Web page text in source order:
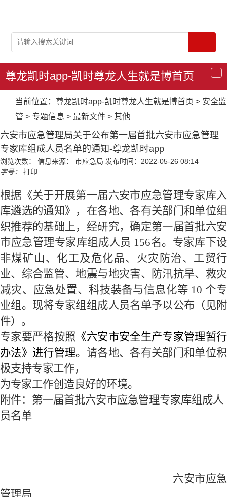
尊龙凯时app-凯时尊龙人生就是博首页
导
航
当前位置： 尊龙凯时app-凯时尊龙人生就是博首页 > 安全监
管 > 专题信息 > 最新文件 > 其他
六安市应急管理局关于公布第一届首批六安市应急管理
专家库组成人员名单的通知-尊龙凯时app
浏览次数： 信息来源： 市应急局 发布时间：2022-05-26 08:14
字号：
打印
根据《关于开展第一届六安市应急管理专家库入
库遴选的通知》，在各地、各有关部门和单位组
织推荐的基础上，经研究，确定第一届首批六安
市应急管理专家库组成人员 156名。专家库下设
非煤矿山、化工及危化品、火灾防治、工贸行
业、综合监管、地震与地灾害、防汛抗旱、救灾
减灾、应急处置、科技装备与信息化等 10 个专
业组。现将专家组组成人员名单予以公布（见附
件）。
专家要严格按照 《六安市安全生产专家管理暂行
办法》 进行管理。 请各地、各有关部门和单位积
极支持专家工作，
为专家工作创造良好的环境。
附件：第一届首批六安市应急管理专家库组成人
员名单
六安市应急
管理局